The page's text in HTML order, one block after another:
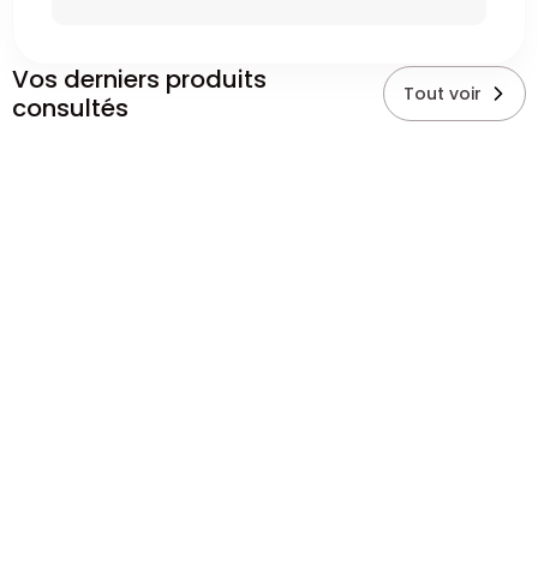
Vos derniers produits
consultés
Tout voir